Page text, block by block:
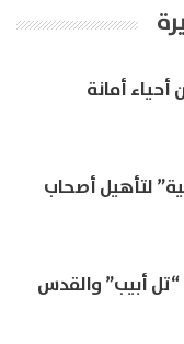
أمانة
لتأهيل أصحاب
أبيب” والقدس